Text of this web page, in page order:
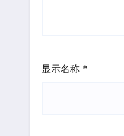
显示名称 *